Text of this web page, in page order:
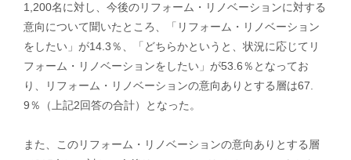
1,200名に対し、今後のリフォーム・リノベーションに対する
意向について聞いたところ、「リフォーム・リノベーション
をしたい」が14.3％、「どちらかというと、状況に応じてリ
フォーム・リノベーションをしたい」が53.6％となってお
り、リフォーム・リノベーションの意向ありとする層は67.
9％（上記2回答の合計）となった。
また、このリフォーム・リノベーションの意向ありとする層